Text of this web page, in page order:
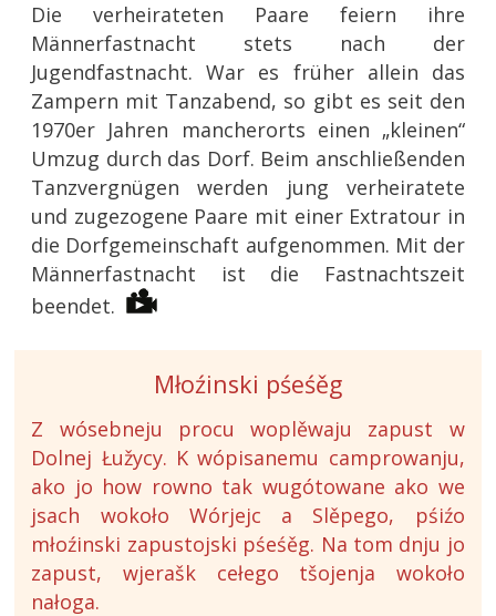
Die verheirateten Paare feiern ihre
Männerfastnacht stets nach der
Jugendfastnacht. War es früher allein das
Zampern mit Tanzabend, so gibt es seit den
1970er Jahren mancherorts einen „kleinen“
Umzug durch das Dorf. Beim anschließenden
Tanzvergnügen werden jung verheiratete
und zugezogene Paare mit einer Extratour in
die Dorfgemeinschaft aufgenommen. Mit der
Männerfastnacht ist die Fastnachtszeit
beendet.
Młoźinski pśeśěg
Z wósebneju procu woplěwaju zapust w
Dolnej Łužycy. K wópisanemu camprowanju,
ako jo how rowno tak wugótowane ako we
jsach wokoło Wórjejc a Slěpego, pśiźo
młoźinski zapustojski pśeśěg. Na tom dnju jo
zapust, wjerašk cełego tšojenja wokoło
nałoga.